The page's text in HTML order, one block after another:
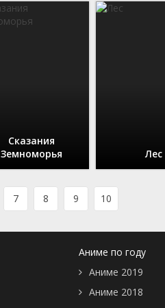
Сказания
Земноморья
Лес
7 8 9 10
Аниме по году
Аниме 2019
Аниме 2018